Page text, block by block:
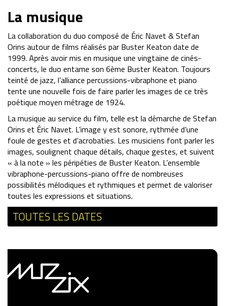
La musique
La collaboration du duo composé de Éric Navet & Stefan
Orins autour de films réalisés par Buster Keaton date de
1999. Après avoir mis en musique une vingtaine de cinés-
concerts, le duo entame son 6ème Buster Keaton. Toujours
teinté de jazz, l’alliance percussions-vibraphone et piano
tente une nouvelle fois de faire parler les images de ce très
poétique moyen métrage de 1924.
La musique au service du film, telle est la démarche de Stefan
Orins et Éric Navet. L’image y est sonore, rythmée d’une
foule de gestes et d’acrobaties. Les musiciens font parler les
images, soulignent chaque détails, chaque gestes, et suivent
« à la note » les péripéties de Buster Keaton. L’ensemble
vibraphone-percussions-piano offre de nombreuses
possibilités mélodiques et rythmiques et permet de valoriser
toutes les expressions et situations.
TOUTES LES DATES